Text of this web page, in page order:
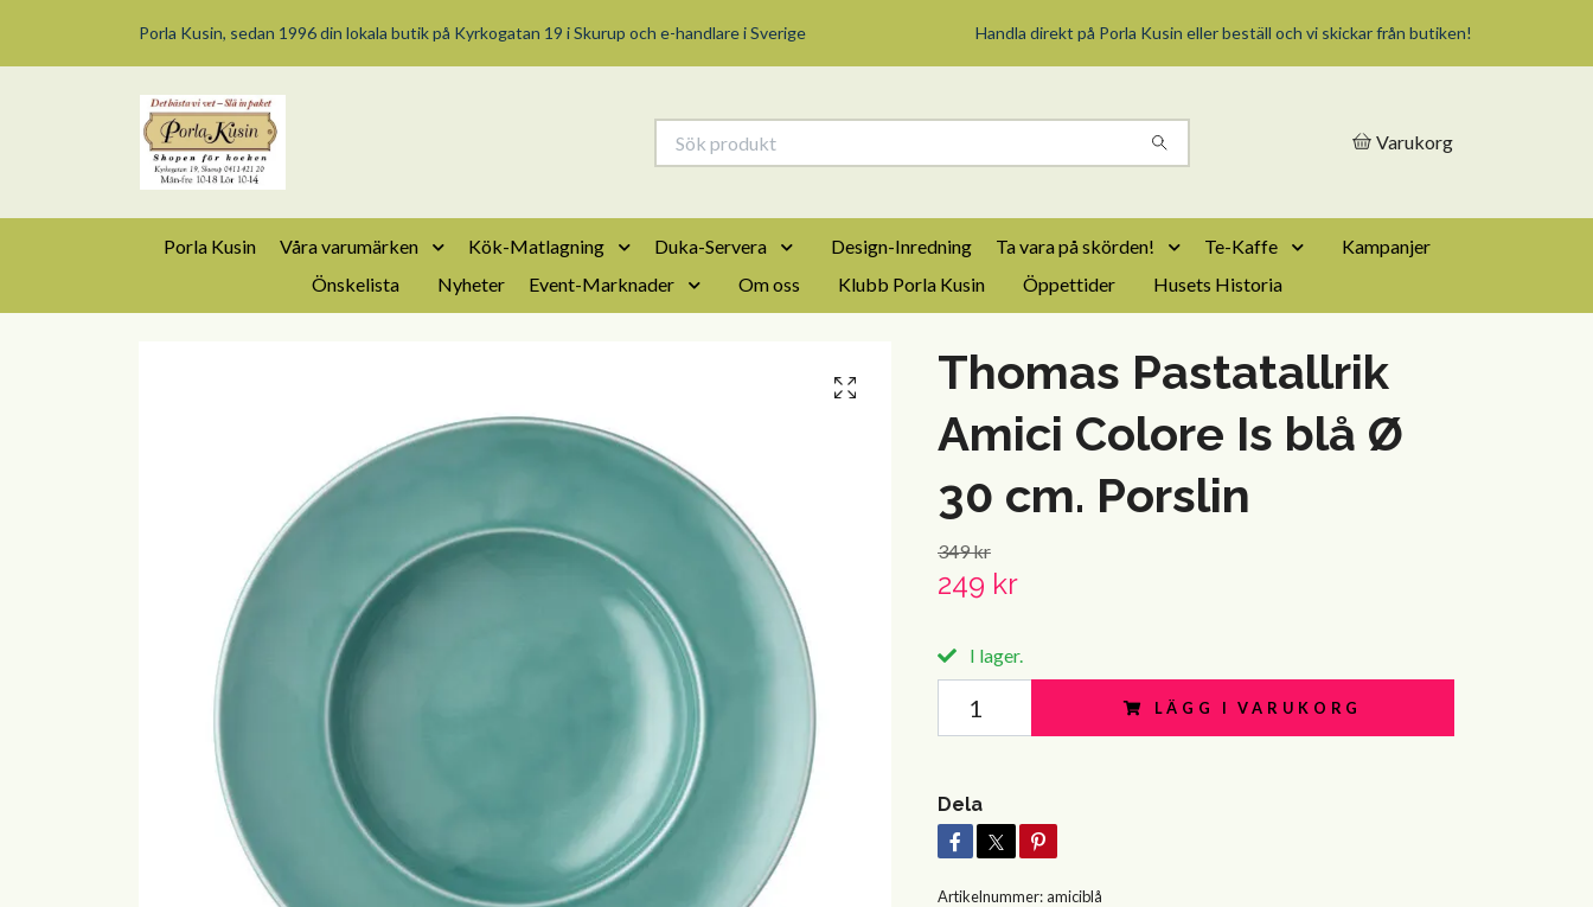
Porla Kusin, sedan 1996 din lokala butik på Kyrkogatan 19 i Skurup och e-handlare i Sverige Handla direkt på Porla Kusin eller beställ och vi skickar från butiken!
Varukorg
Porla Kusin Våra varumärken Kök-Matlagning Duka-Servera Design-Inredning Ta vara på skörden! Te-Kaffe
Kampanjer
Önskelista
Nyheter Event-Marknader Om oss Klubb Porla Kusin Öppettider Husets Historia
Thomas Pastatallrik
Amici Colore Is blå Ø
30 cm. Porslin
349 kr
249 kr
I lager.
LÄGG I VARUKORG
Dela
Artikelnummer:amiciblå